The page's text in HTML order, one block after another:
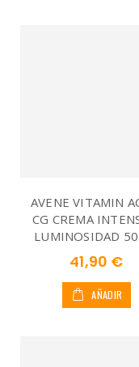
AVENE VITAMIN
CG CREMA
LUMINOSIDAD 50
41,90 €
AÑADIR